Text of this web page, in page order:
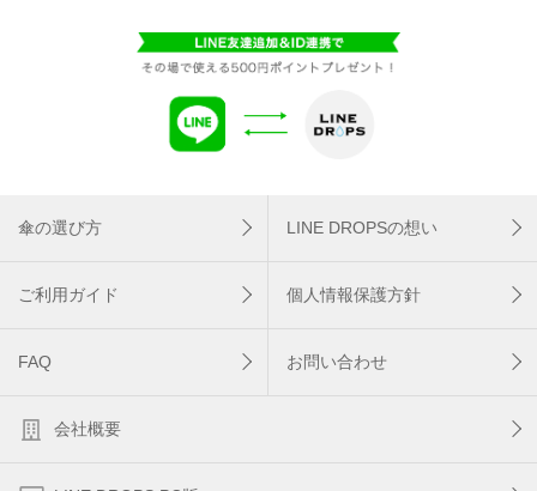
傘の選び方 LINE DROPSの想い
ご利用ガイド 個人情報保護方針
FAQ お問い合わせ
会社概要